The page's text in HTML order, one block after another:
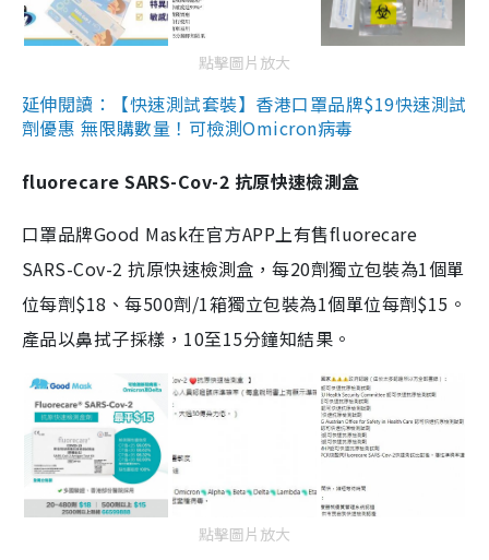
點擊圖片放大
延伸閱讀：【快速測試套裝】香港口罩品牌$19快速測試
劑優惠 無限購數量！可檢測Omicron病毒
fluorecare SARS-Cov-2 抗原快速檢測盒
口罩品牌Good Mask在官方APP上有售fluorecare
SARS-Cov-2 抗原快速檢測盒，每20劑獨立包裝為1個單
位每劑$18、每500劑/1箱獨立包裝為1個單位每劑$15。
產品以鼻拭子採樣，10至15分鐘知結果。
點擊圖片放大